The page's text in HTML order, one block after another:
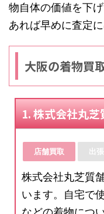
物自体の価値を下
あれば早めに査定
大阪の着物買
1. 株式会社丸芝
店舗買取 出
株式会社丸芝質
います。自宅で